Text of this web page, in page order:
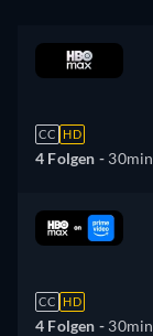
CC HD
4 Folgen - 30min
CC HD
4 Folgen - 30min